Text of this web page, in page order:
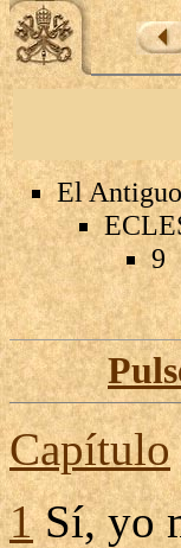
El
9
Capítulo
1Sí, yo